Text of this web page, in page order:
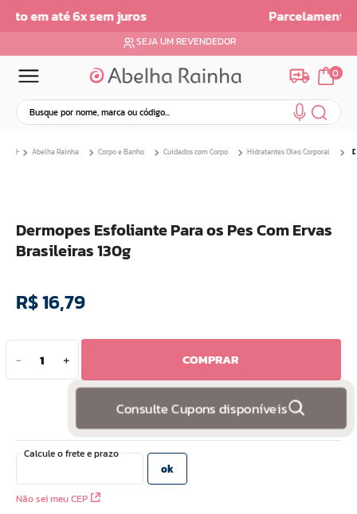
Parcelamento em ate 6x sem Juros
SEJA UM REVENDEDOR
0
Busque por nome, marca ou código...
Abelha Rainha Corpo e Banho Cuidados com Corpo Hidratantes Oleo Corporal
Dermopes Esfoliante Para os Pes Com Ervas
Brasileiras 130g
R$16,79
＋
－ COMPRAR
Consulte Cupons disponíveis
Não sei meu CEP
4º
bom medico
5º
renovil
7º
creme
10º doce infancia